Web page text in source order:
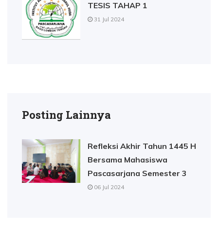
TESIS TAHAP 1
31 Jul 2024
Posting Lainnya
Refleksi Akhir Tahun 1445 H
Bersama Mahasiswa
Pascasarjana Semester 3
06 Jul 2024